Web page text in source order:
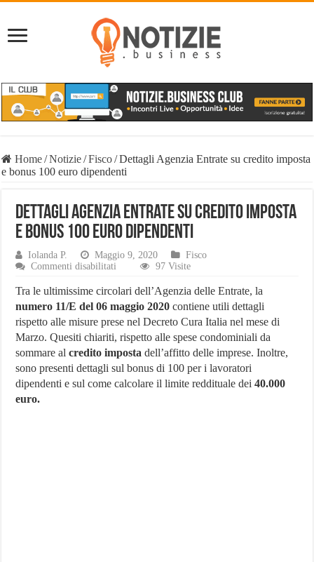
Home/Notizie/Fisco/Dettagli Agenzia Entrate su credito imposta
e bonus 100 euro dipendenti
Dettagli Agenzia Entrate su credito imposta
e bonus 100 euro dipendenti
Iolanda P. Maggio 9, 2020
Fisco
Commenti disabilitati
Agenzia
su
credito
imposta
e
bonus
100
euro
dipendenti
97 Visite
Tra le ultimissime circolari dell’Agenzia delle Entrate, la
numero 11/E del 06 maggio 2020 contiene utili dettagli
rispetto alle misure prese nel Decreto Cura Italia nel mese di
Marzo. Quesiti chiariti, rispetto alle spese condominiali da
sommare alcredito imposta dell’affitto delle imprese. Inoltre,
sono presenti dettagli sul bonus di 100 per i lavoratori
dipendenti e sul come calcolare il limite reddituale dei 40.000
euro.